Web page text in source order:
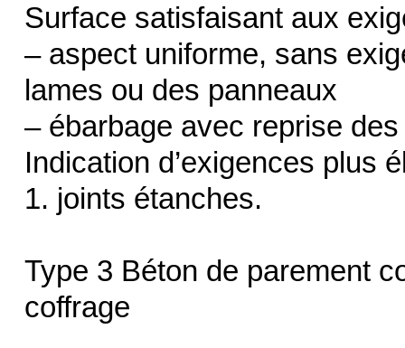
Surface satisfaisant aux
– aspect uniforme, sans
lames ou des panneaux
– ébarbage avec reprise
Indication d’exigences plus
1. joints étanches.
Type 3 Béton de parement
coffrage